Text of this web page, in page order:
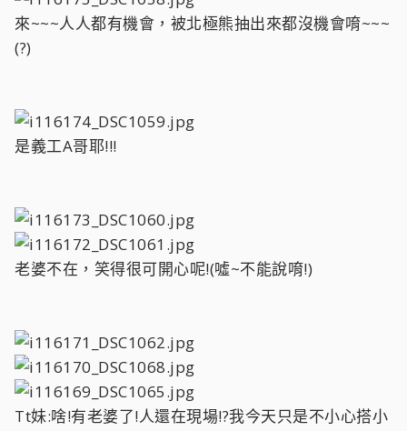
來~~~人人都有機會，被北極熊抽出來都沒機會唷~~~
(?)
是義工A哥耶!!!
老婆不在，笑得很可開心呢!(噓~不能說唷!)
Tt妹:啥!有老婆了!人還在現場!?我今天只是不小心搭小